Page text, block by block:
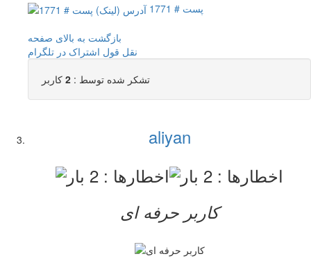
پست # 1771
بازگشت به بالای صفحه
نقل قول اشتراک در تلگرام
تشکر شده توسط : 2 کاربر
aliyan
کاربر حرفه ای